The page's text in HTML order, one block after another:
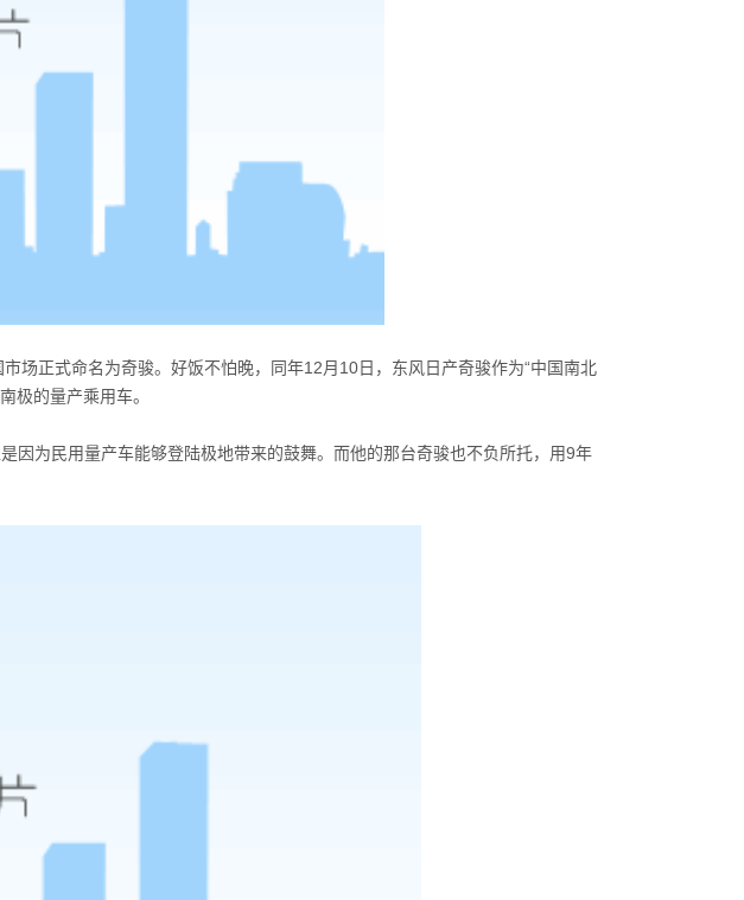
场正式命名为奇骏。好饭不怕晚，同年12月10日，东风日产奇骏作为“中国南北
极的量产乘用车。
因为民用量产车能够登陆极地带来的鼓舞。而他的那台奇骏也不负所托，用9年